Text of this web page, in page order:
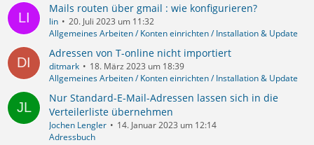
Mails routen über gmail : wie konfigurieren?
lin
20. Juli 2023 um 11:32
Allgemeines Arbeiten / Konten einrichten / Installation & Update
Adressen von T-online nicht importiert
ditmark
18. März 2023 um 18:39
Allgemeines Arbeiten / Konten einrichten / Installation & Update
Nur Standard-E-Mail-Adressen lassen sich in die
Verteilerliste übernehmen
Jochen Lengler
14. Januar 2023 um 12:14
Adressbuch